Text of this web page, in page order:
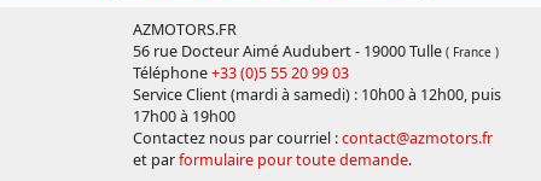
AZMOTORS.FR
56 rue Docteur Aimé Audubert - 19000 Tulle ( France )
Téléphone+33 (0)5 55 20 99 03
Service Client (mardi à samedi) : 10h00 à 12h00, puis
17h00 à 19h00
Contactez nous par courriel :contact@azmotors.fr
et parformulaire pour toute demande.